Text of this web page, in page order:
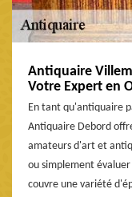
Antiquaire
Votre Expert en
En tant qu'antiquaire
Antiquaire Debord
amateurs d'art et
ou simplement
couvre une variété